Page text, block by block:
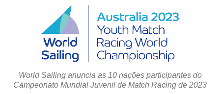
World Sailing anuncia as 10 nações participantes do
Campeonato Mundial Juvenil de Match Racing de 2023